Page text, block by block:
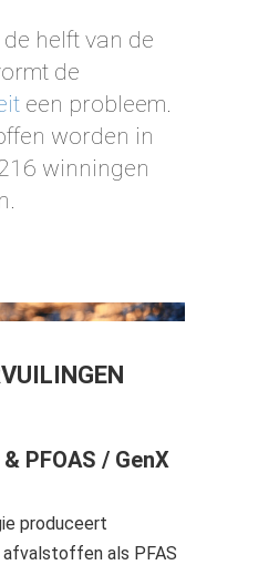
helft van de
de
een probleem.
worden in
winningen
PFOAS / GenX
produceert
als PFAS